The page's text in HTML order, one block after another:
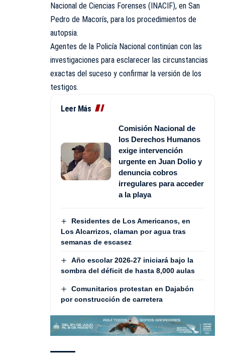
Nacional de Ciencias Forenses (INACIF), en San
Pedro de Macorís, para los procedimientos de
autopsia.
Agentes de la Policía Nacional continúan con las
investigaciones para esclarecer las circunstancias
exactas del suceso y confirmar la versión de los
testigos.
Leer Más
Comisión Nacional de
los Derechos Humanos
exige intervención
urgente en Juan Dolio y
denuncia cobros
irregulares para acceder
a la playa
Residentes de Los Americanos, en
Los Alcarrizos, claman por agua tras
semanas de escasez
Año escolar 2026-27 iniciará bajo la
sombra del déficit de hasta 8,000 aulas
Comunitarios protestan en Dajabón
por construcción de carretera